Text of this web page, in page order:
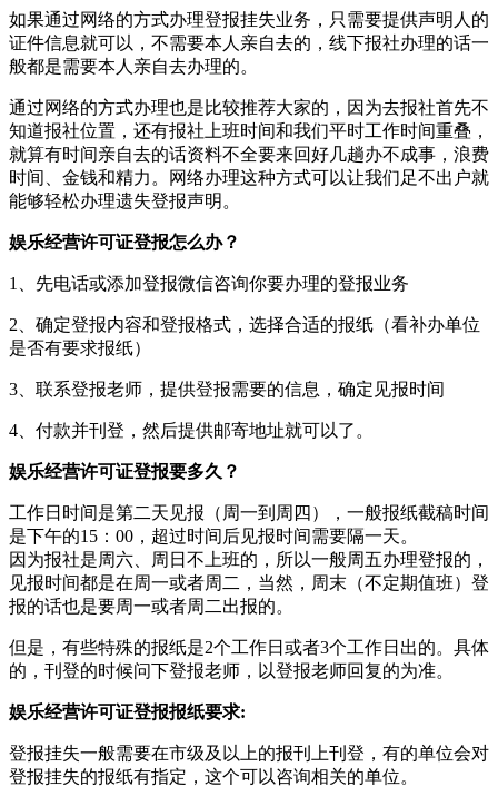
如果通过网络的方式办理登报挂失业务，只需要提供声明人的
证件信息就可以，不需要本人亲自去的，线下报社办理的话一
般都是需要本人亲自去办理的。
通过网络的方式办理也是比较推荐大家的，因为去报社首先不
知道报社位置，还有报社上班时间和我们平时工作时间重叠，
就算有时间亲自去的话资料不全要来回好几趟办不成事，浪费
时间、金钱和精力。网络办理这种方式可以让我们足不出户就
能够轻松办理遗失登报声明。
娱乐经营许可证登报怎么办？
1、先电话或添加登报微信咨询你要办理的登报业务
2、确定登报内容和登报格式，选择合适的报纸（看补办单位
是否有要求报纸）
3、联系登报老师，提供登报需要的信息，确定见报时间
4、付款并刊登，然后提供邮寄地址就可以了。
娱乐经营许可证登报要多久？
工作日时间是第二天见报（周一到周四），一般报纸截稿时间
是下午的15：00，超过时间后见报时间需要隔一天。
因为报社是周六、周日不上班的，所以一般周五办理登报的，
见报时间都是在周一或者周二，当然，周末（不定期值班）登
报的话也是要周一或者周二出报的。
但是，有些特殊的报纸是2个工作日或者3个工作日出的。具体
的，刊登的时候问下登报老师，以登报老师回复的为准。
娱乐经营许可证登报报纸要求:
登报挂失一般需要在市级及以上的报刊上刊登，有的单位会对
登报挂失的报纸有指定，这个可以咨询相关的单位。